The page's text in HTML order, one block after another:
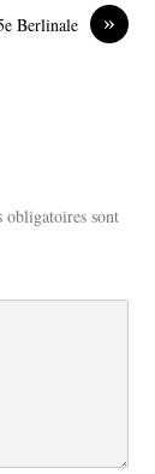
»
Berlinale
obligatoires sont